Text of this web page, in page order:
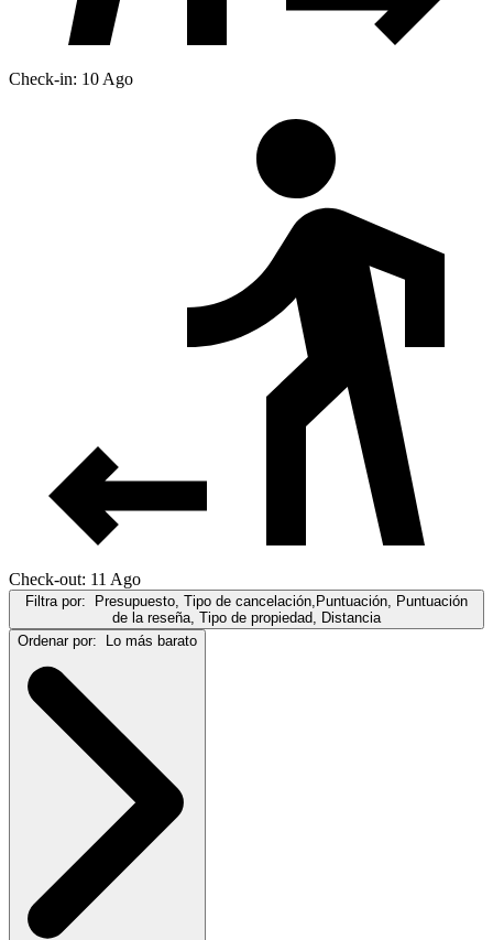
Check-in: 10 Ago
Check-out: 11 Ago
Filtra por: Presupuesto, Tipo de cancelación,Puntuación, Puntuación
de la reseña, Tipo de propiedad, Distancia
Ordenar por: Lo más barato